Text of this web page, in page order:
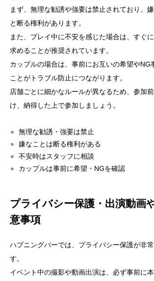
まず、無理な勧誘や強要は禁止されており、
と断る権利があります。
また、プレイ中に不安を感じた場合は、すぐ
求めることが推奨されています。
カップルの場合は、事前にお互いの希望やNG
ことがトラブル防止につながります。
店舗ごとに細かなルールが異なるため、参加
け、納得した上で参加しましょう。
無理な勧誘・強要は禁止
嫌なことは断る権利がある
不安時はスタッフに相談
カップルは事前に希望・NGを確認
プライバシー保護・出演動画
意事項
ハプニングバーでは、プライバシー保護が非
す。
イベント中の撮影や動画出演は、必ず事前に